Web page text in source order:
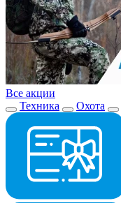
Все акции
Техника
Охота